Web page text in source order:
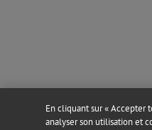
En cliquant sur « Accepter
analyser son utilisation et